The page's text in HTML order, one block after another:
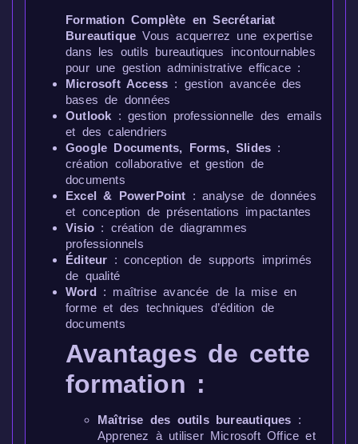
Formation Complète en Secrétariat
Bureautique Vous acquerrez une expertise
dans les outils bureautiques incontournables
pour une gestion administrative efficace :
Microsoft Access : gestion avancée des
bases de données
Outlook : gestion professionnelle des emails
et des calendriers
Google Documents, Forms, Slides :
création collaborative et gestion de
documents
Excel & PowerPoint : analyse de données
et conception de présentations impactantes
Visio : création de diagrammes
professionnels
Éditeur : conception de supports imprimés
de qualité
Word : maîtrise avancée de la mise en
forme et des techniques d’édition de
documents
Avantages de cette
formation :
Maîtrise des outils bureautiques :
Apprenez à utiliser Microsoft Office et